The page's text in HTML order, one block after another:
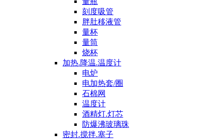
刻度吸管
胖肚移液管
量杯
量筒
烧杯
加热.降温.温度计
电炉
电加热套/圈
石棉网
温度计
酒精灯.灯芯
防爆沸玻璃珠
密封.搅拌.塞子